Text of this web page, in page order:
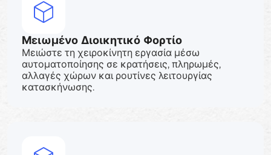
Μειωμένο Διοικητικό Φορτίο
Μειώστε τη χειροκίνητη εργασία μέσω
αυτοματοποίησης σε κρατήσεις, πληρωμές,
αλλαγές χώρων και ρουτίνες λειτουργίας
κατασκήνωσης.